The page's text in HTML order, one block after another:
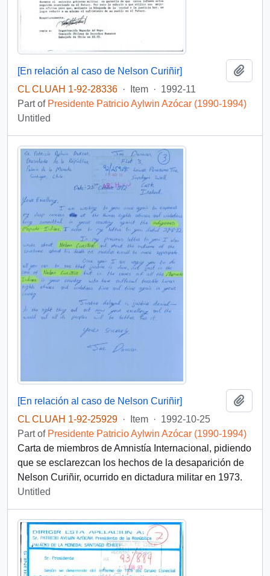
[En relación al caso de Nelson Curiñir]
CL CLUAH 1-92-28336 · Item · 1992-11
Part of Presidente Patricio Aylwin Azócar (1990-1994)
Untitled
[En relación al caso de Nelson Curiñir]
CL CLUAH 1-92-25929 · Item · 1992-10-25
Part of Presidente Patricio Aylwin Azócar (1990-1994)
Carta de miembros de Amnistía Internacional, pidiendo
que se esclarezcan los hechos de la desaparición de
Nelson Curiñir, ocurrido en dictadura militar en 1973.
Untitled